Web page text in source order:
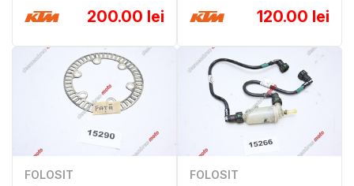
200.00 lei 120.00 lei
FOLOSIT FOLOSIT